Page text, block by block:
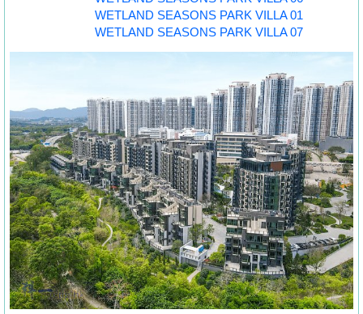
置
業
手
冊
關
於
我
們
WETLAND SEASONS PARK VILLA 01
WETLAND SEASONS PARK VILLA 07